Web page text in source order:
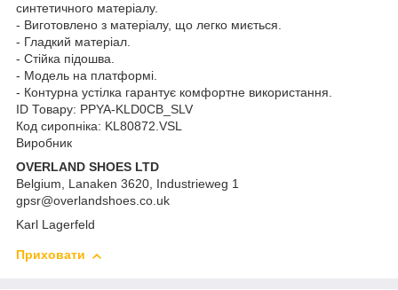
синтетичного матеріалу.
- Виготовлено з матеріалу, що легко миється.
- Гладкий матеріал.
- Стійка підошва.
- Модель на платформі.
- Контурна устілка гарантує комфортне використання.
ID Товару: PPYA-KLD0CB_SLV
Код сиропніка: KL80872.VSL
Виробник
OVERLAND SHOES LTD
Belgium, Lanaken 3620, Industrieweg 1
gpsr@overlandshoes.co.uk
Karl Lagerfeld
Приховати